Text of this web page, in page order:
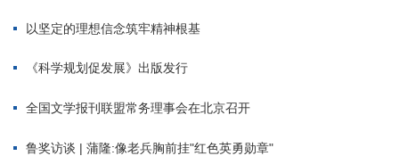
以坚定的理想信念筑牢精神根基
《科学规划促发展》出版发行
全国文学报刊联盟常务理事会在北京召开
鲁奖访谈 | 蒲隆:像老兵胸前挂"红色英勇勋章"